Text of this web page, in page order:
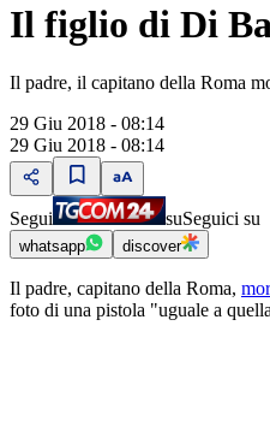
Il figlio di Di
Il padre, il capitano della Roma
29 Giu 2018 - 08:14
29 Giu 2018 - 08:14
Segui suSeguici su
whatsapp discover
Il padre, capitano della Roma,
foto di una pistola "uguale a